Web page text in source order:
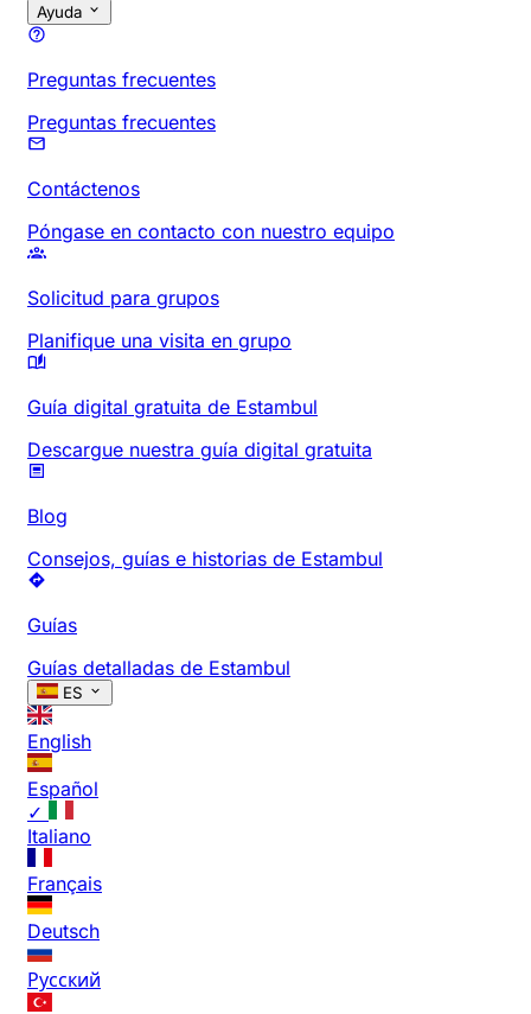
Ayuda
Preguntas frecuentes
Preguntas frecuentes
Contáctenos
Póngase en contacto con nuestro equipo
Solicitud para grupos
Planifique una visita en grupo
Guía digital gratuita de Estambul
Descargue nuestra guía digital gratuita
Blog
Consejos, guías e historias de Estambul
Guías
Guías detalladas de Estambul
ES
English
Español
✓
Italiano
Français
Deutsch
Русский